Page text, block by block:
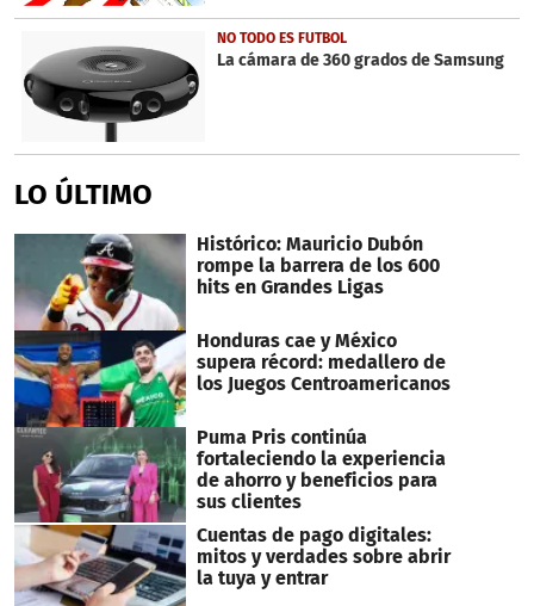
NO TODO ES FUTBOL
La cámara de 360 grados de Samsung
LO ÚLTIMO
Histórico: Mauricio Dubón
rompe la barrera de los 600
hits en Grandes Ligas
Honduras cae y México
supera récord: medallero de
los Juegos Centroamericanos
Puma Pris continúa
fortaleciendo la experiencia
de ahorro y beneficios para
sus clientes
Cuentas de pago digitales:
mitos y verdades sobre abrir
la tuya y entrar